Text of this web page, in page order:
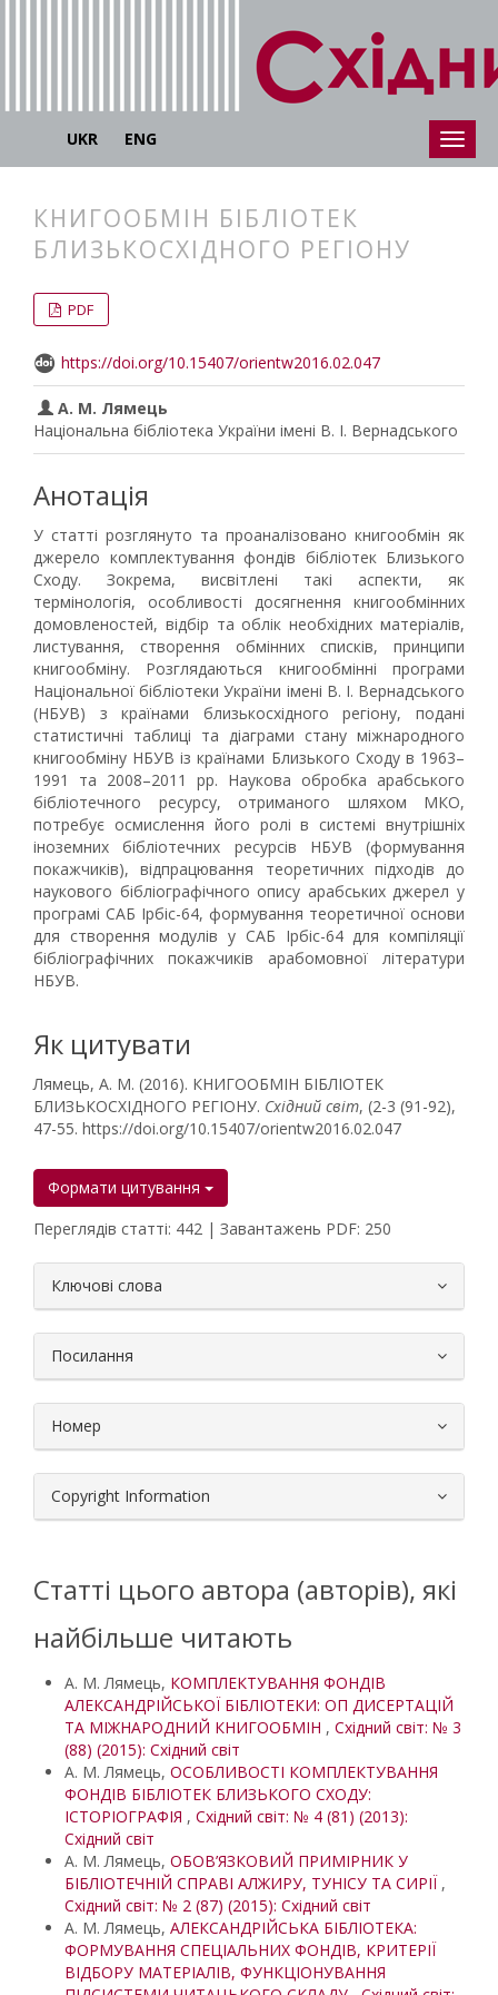
UKR ENG
КНИГООБМІН БІБЛІОТЕК
БЛИЗЬКОСХІДНОГО РЕГІОНУ
PDF
https://doi.org/10.15407/orientw2016.02.047
А. М. Лямець
Національна бібліотека України імені В. І. Вернадського
Анотація
У статті розглянуто та проаналізовано книгообмін як
джерело комплектування фондів бібліотек Близького
Сходу. Зокрема, висвітлені такі аспекти, як
термінологія, особливості досягнення книгообмінних
домовленостей, відбір та облік необхідних матеріалів,
листування, створення обмінних списків, принципи
книгообміну. Розглядаються книгообмінні програми
Національної бібліотеки України імені В. І. Вернадського
(НБУВ) з країнами близькосхідного регіону, подані
статистичні таблиці та діаграми стану міжнародного
книгообміну НБУВ із країнами Близького Сходу в 1963–
1991 та 2008–2011 рр. Наукова обробка арабського
бібліотечного ресурсу, отриманого шляхом МКО,
потребує осмислення його ролі в системі внутрішніх
іноземних бібліотечних ресурсів НБУВ (формування
покажчиків), відпрацювання теоретичних підходів до
наукового бібліографічного опису арабських джерел у
програмі САБ Ірбіс-64, формування теоретичної основи
для створення модулів у САБ Ірбіс-64 для компіляції
бібліографічних покажчиків арабомовної літератури
НБУВ.
Як цитувати
Лямець, А. М. (2016). КНИГООБМІН БІБЛІОТЕК
БЛИЗЬКОСХІДНОГО РЕГІОНУ. Східний світ, (2-3 (91-92),
47-55. https://doi.org/10.15407/orientw2016.02.047
Формати цитування
Переглядів статті: 442 | Завантажень PDF: 250
Ключові слова
Посилання
Номер
Copyright Information
Статті цього автора (авторів), які
найбільше читають
А. М. Лямець, КОМПЛЕКТУВАННЯ ФОНДІВ
АЛЕКСАНДРІЙСЬКОЇ БІБЛІОТЕКИ: ОП ДИСЕРТАЦІЙ
ТА МІЖНАРОДНИЙ КНИГООБМІН , Східний світ: № 3
(88) (2015): Східний світ
А. М. Лямець, ОСОБЛИВОСТІ КОМПЛЕКТУВАННЯ
ФОНДІВ БІБЛІОТЕК БЛИЗЬКОГО СХОДУ:
ІСТОРІОГРАФІЯ , Східний світ: № 4 (81) (2013):
Східний світ
А. М. Лямець, ОБОВ’ЯЗКОВИЙ ПРИМІРНИК У
БІБЛІОТЕЧНІЙ СПРАВІ АЛЖИРУ, ТУНІСУ ТА СИРІЇ ,
Східний світ: № 2 (87) (2015): Східний світ
А. М. Лямець, АЛЕКСАНДРІЙСЬКА БІБЛІОТЕКА:
ФОРМУВАННЯ СПЕЦІАЛЬНИХ ФОНДІВ, КРИТЕРІЇ
ВІДБОРУ МАТЕРІАЛІВ, ФУНКЦІОНУВАННЯ